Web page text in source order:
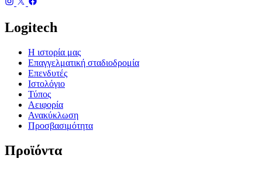
Logitech
Η ιστορία μας
Επαγγελματική σταδιοδρομία
Επενδυτές
Ιστολόγιο
Τύπος
Αειφορία
Ανακύκλωση
Προσβασιμότητα
Προϊόντα